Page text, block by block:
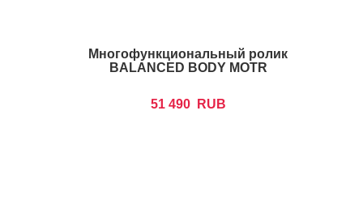
Многофункциональный ролик
BALANCED BODY MOTR
51 490 RUB